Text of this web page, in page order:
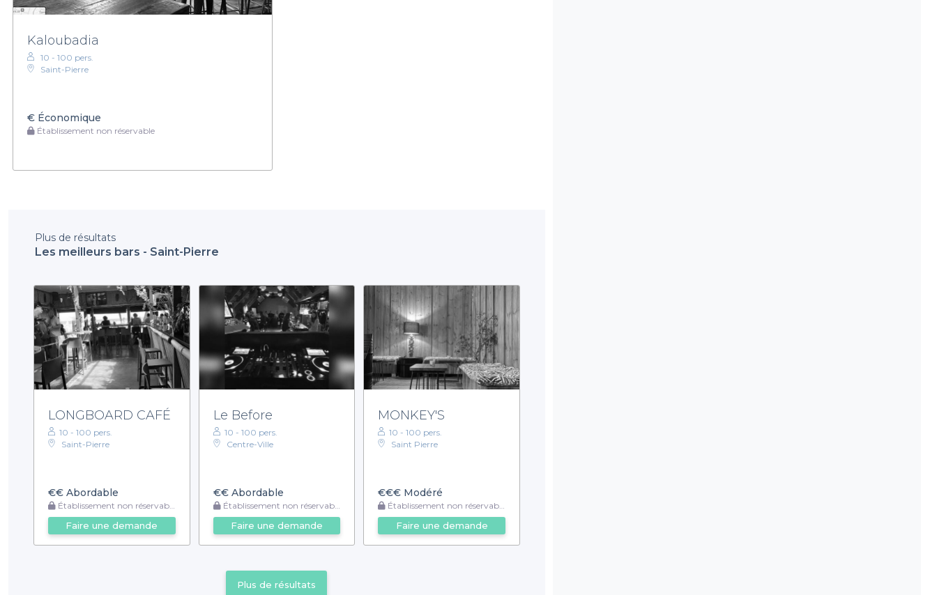
Kaloubadia
10 - 100 pers.
Saint-Pierre
€ Économique
Établissement non réservable
Plus de résultats
Les meilleurs bars - Saint-Pierre
LONGBOARD CAFÉ
10 - 100 pers.
Saint-Pierre
€€ Abordable
Établissement non réservable
Faire une demande
Le Before
10 - 100 pers.
Centre-Ville
€€Abordable
Établissement non réservable
Faire une demande
MONKEY'S
10 - 100 pers.
Saint Pierre
€€€ Modéré
Établissement non réservable
Faire une demande
Plus de résultats